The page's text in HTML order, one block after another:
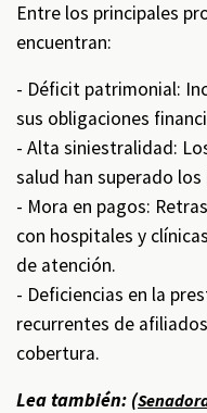
Entre los principales
encuentran:
- Déficit patrimonial:
sus obligaciones
- Alta siniestralidad:
salud han superado
- Mora en pagos:
con hospitales y
de atención.
- Deficiencias en la
recurrentes de
cobertura.
Lea también: (